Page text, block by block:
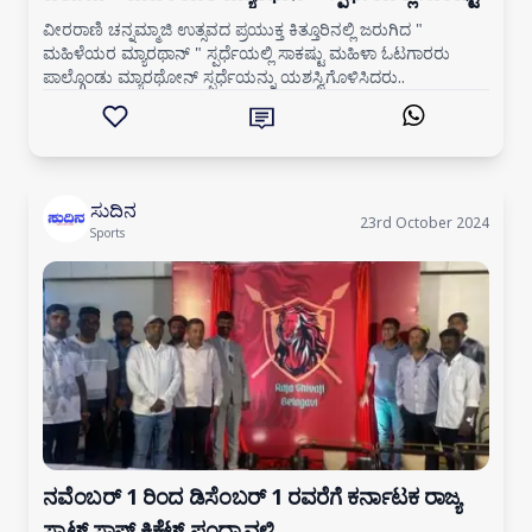
ವೀರರಾಣಿ ಚನ್ನಮ್ಮಾಜಿ ಉತ್ಸವದ ಪ್ರಯುಕ್ತ ಕಿತ್ತೂರಿನಲ್ಲಿ ಜರುಗಿದ "
ಮಹಿಳೆಯರ ಮ್ಯಾರಥಾನ್ " ಸ್ಪರ್ಧೆಯಲ್ಲಿ ಸಾಕಷ್ಟು ಮಹಿಳಾ ಓಟಗಾರರು
ಪಾಲ್ಗೊಂಡು ಮ್ಯಾರಥೋನ್ ಸ್ಪರ್ಧೆಯನ್ನು ಯಶಸ್ವಿಗೊಳಿಸಿದರು..
ಸುದಿನ
Sports 23rd October 2024
ನವೆಂಬರ್ 1 ರಿಂದ ಡಿಸೆಂಬರ್ 1 ರವರೆಗೆ ಕರ್ನಾಟಕ ರಾಜ್ಯ